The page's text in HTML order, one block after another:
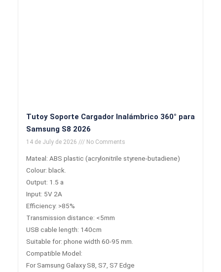
Tutoy Soporte Cargador Inalámbrico 360° para
Samsung S8 2026
14 de July de 2026 No Comments
Mateal: ABS plastic (acrylonitrile styrene-butadiene)
Colour: black.
Output: 1.5 a
Input: 5V 2A
Efficiency: >85%
Transmission distance: <5mm
USB cable length: 140cm
Suitable for: phone width 60-95 mm.
Compatible Model:
For Samsung Galaxy S8, S7, S7 Edge